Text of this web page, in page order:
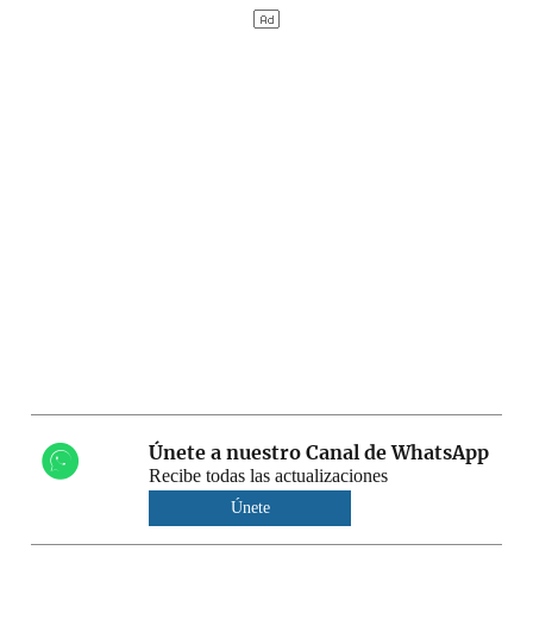
Únete a nuestro Canal de WhatsApp
Recibe todas las actualizaciones
Únete